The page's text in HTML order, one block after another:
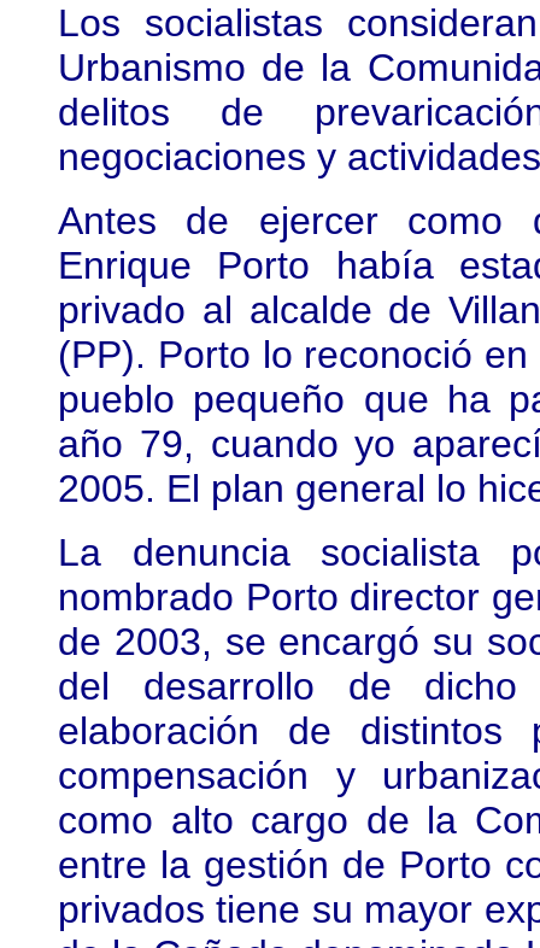
Los socialistas
Urbanismo de la
delitos de
negociaciones y
Antes de ejercer como
Enrique Porto había
privado al alcalde de
(PP). Porto lo reconoció
pueblo pequeño que ha
año 79, cuando yo
2005. El plan general lo
La denuncia socialista
nombrado Porto director
de 2003, se encargó su
del desarrollo de
elaboración de distintos
compensación y
como alto cargo de la
entre la gestión de Porto
privados tiene su mayor